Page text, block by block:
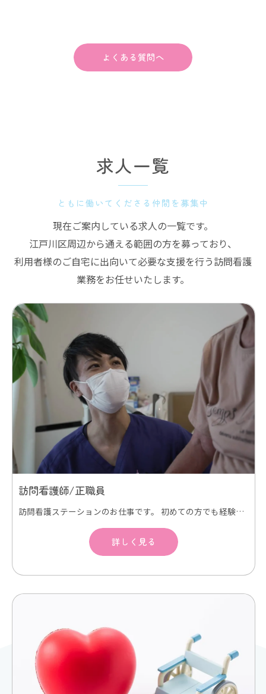
よくある質問へ
ともに働いてくださる仲間を募集中
求人一覧
現在ご案内している求人の一覧です。
江戸川区周辺から通える範囲の方を募っており、
利用者様のご自宅に出向いて必要な支援を行う訪問看護
業務をお任せいたします。
訪問看護師/正職員
訪問看護ステーションのお仕事です。 初めての方でも経験豊富な看護師が同行訪問し、丁寧に指導します。 精神科訪問看護研修などの外部研修にも積極的に参加します。 スキルアップにより昇給もあり。 オンコールあり。(オンコール対応ありの場合オンコール手当支給) 電動自転車などで訪問看護利用者様のご自宅にうかがい、在宅看護サービスを提供します。ご利用者様は退院後のケアが必要な方、点滴・褥瘡処置・熱傷外傷の処置や、ターミナルケアの方々が中心となります。また、難病、精神科訪問看護、も実施しています。 訪問看護が初めての方でもベテラン訪問看護師が同行訪問してスキルアップをサポートしますので、安心して働いていただけます。
詳しく見る